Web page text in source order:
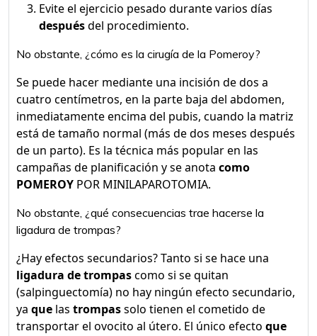
Evite el ejercicio pesado durante varios días
despuésdel procedimiento.
No obstante, ¿cómo es la cirugía de la Pomeroy?
Se puede hacer mediante una incisión de dos a
cuatro centímetros, en la parte baja del abdomen,
inmediatamente encima del pubis, cuando la matriz
está de tamaño normal (más de dos meses después
de un parto). Es la técnica más popular en las
campañas de planificación y se anota como
POMEROY POR MINILAPAROTOMIA.
No obstante, ¿qué consecuencias trae hacerse la
ligadura de trompas?
¿Hay efectos secundarios? Tanto si se hace una
ligadura de trompascomo si se quitan
(salpinguectomía) no hay ningún efecto secundario,
ya que las trompassolo tienen el cometido de
transportar el ovocito al útero. El único efecto que